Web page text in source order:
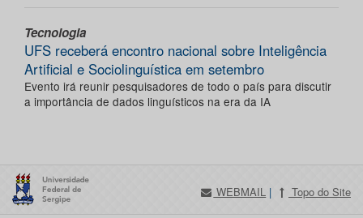
Tecnologia
UFS receberá encontro nacional sobre Inteligência
Artificial e Sociolinguística em setembro
Evento irá reunir pesquisadores de todo o país para discutir
a importância de dados linguísticos na era da IA
WEBMAIL | Topo do Site